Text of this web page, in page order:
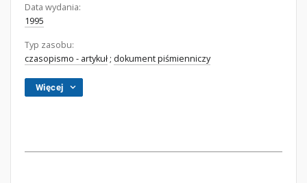
Data wydania:
1995
Typ zasobu:
czasopismo - artykuł ; dokument piśmienniczy
Więcej